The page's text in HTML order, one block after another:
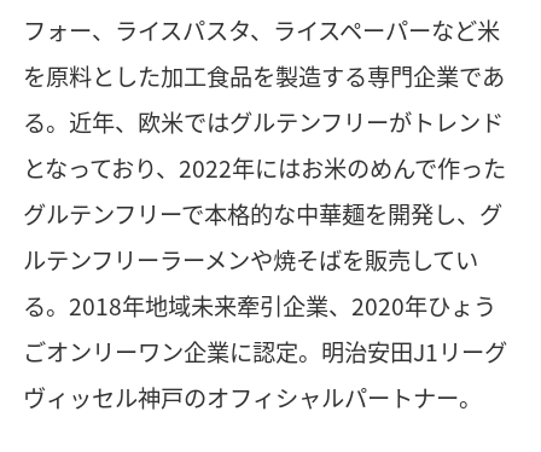
フォー、ライスパスタ、ライスペーパーなど米
を原料とした加工食品を製造する専門企業であ
る。近年、欧米ではグルテンフリーがトレンド
となっており、2022年にはお米のめんで作った
グルテンフリーで本格的な中華麺を開発し、グ
ルテンフリーラーメンや焼そばを販売してい
る。2018年地域未来牽引企業、2020年ひょう
ごオンリーワン企業に認定。明治安田J1リーグ
ヴィッセル神戸のオフィシャルパートナー。